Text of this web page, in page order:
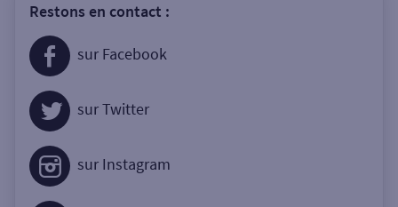
Restons en contact :
sur Facebook
sur Twitter
sur Instagram